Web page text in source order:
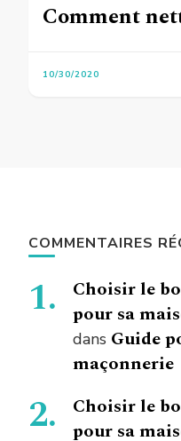
Comment
10/30/2020
COMMENTAIRES
Choisir le
pour sa
dans Guide
maçonnerie
Choisir le
pour sa